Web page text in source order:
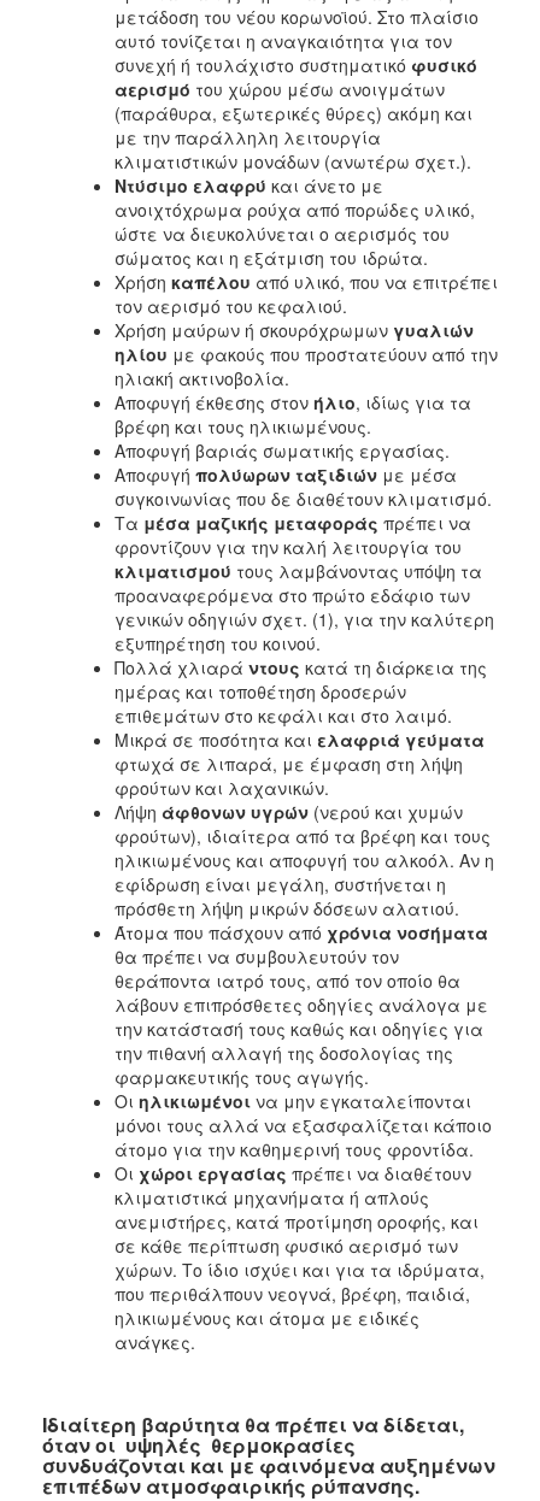
μετάδοση του νέου κορωνοϊού. Στο πλαίσιο
αυτό τονίζεται η αναγκαιότητα για τον
συνεχή ή τουλάχιστο συστηματικό φυσικό
αερισμό του χώρου μέσω ανοιγμάτων
(παράθυρα, εξωτερικές θύρες) ακόμη και
με την παράλληλη λειτουργία
κλιματιστικών μονάδων (ανωτέρω σχετ.).
Ντύσιμο ελαφρύ και άνετο με
ανοιχτόχρωμα ρούχα από πορώδες υλικό,
ώστε να διευκολύνεται ο αερισμός του
σώματος και η εξάτμιση του ιδρώτα.
Χρήση καπέλου από υλικό, που να επιτρέπει
τον αερισμό του κεφαλιού.
Χρήση μαύρων ή σκουρόχρωμων γυαλιών
ηλίου με φακούς που προστατεύουν από την
ηλιακή ακτινοβολία.
Αποφυγή έκθεσης στον ήλιο, ιδίως για τα
βρέφη και τους ηλικιωμένους.
Αποφυγή βαριάς σωματικής εργασίας.
Αποφυγή πολύωρων ταξιδιών με μέσα
συγκοινωνίας που δε διαθέτουν κλιματισμό.
Τα μέσα μαζικής μεταφοράς πρέπει να
φροντίζουν για την καλή λειτουργία του
κλιματισμού τους λαμβάνοντας υπόψη τα
προαναφερόμενα στο πρώτο εδάφιο των
γενικών οδηγιών σχετ. (1), για την καλύτερη
εξυπηρέτηση του κοινού.
Πολλά χλιαρά ντους κατά τη διάρκεια της
ημέρας και τοποθέτηση δροσερών
επιθεμάτων στο κεφάλι και στο λαιμό.
Μικρά σε ποσότητα και ελαφριά γεύματα
φτωχά σε λιπαρά, με έμφαση στη λήψη
φρούτων και λαχανικών.
Λήψη άφθονων υγρών (νερού και χυμών
φρούτων), ιδιαίτερα από τα βρέφη και τους
ηλικιωμένους και αποφυγή του αλκοόλ. Αν η
εφίδρωση είναι μεγάλη, συστήνεται η
πρόσθετη λήψη μικρών δόσεων αλατιού.
Άτομα που πάσχουν από χρόνια νοσήματα
θα πρέπει να συμβουλευτούν τον
θεράποντα ιατρό τους, από τον οποίο θα
λάβουν επιπρόσθετες οδηγίες ανάλογα με
την κατάστασή τους καθώς και οδηγίες για
την πιθανή αλλαγή της δοσολογίας της
φαρμακευτικής τους αγωγής.
Οι ηλικιωμένοι να μην εγκαταλείπονται
μόνοι τους αλλά να εξασφαλίζεται κάποιο
άτομο για την καθημερινή τους φροντίδα.
Οι χώροι εργασίας πρέπει να διαθέτουν
κλιματιστικά μηχανήματα ή απλούς
ανεμιστήρες, κατά προτίμηση οροφής, και
σε κάθε περίπτωση φυσικό αερισμό των
χώρων. Το ίδιο ισχύει και για τα ιδρύματα,
που περιθάλπουν νεογνά, βρέφη, παιδιά,
ηλικιωμένους και άτομα με ειδικές
ανάγκες.
Ιδιαίτερη βαρύτητα θα πρέπει να δίδεται,
όταν οι υψηλές θερμοκρασίες
συνδυάζονται και με φαινόμενα αυξημένων
επιπέδων ατμοσφαιρικής ρύπανσης.